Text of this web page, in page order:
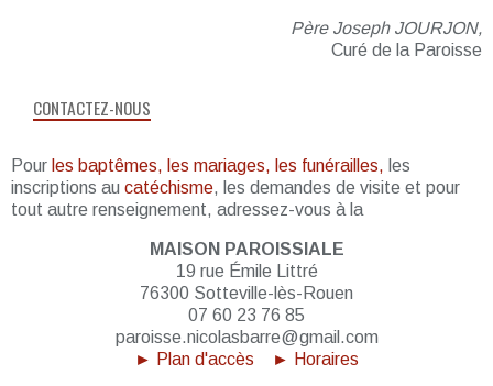
Père Joseph JOURJON,
Curé de la Paroisse
CONTACTEZ-NOUS
Pour les baptêmes, les mariages, les funérailles, les
inscriptions au catéchisme, les demandes de visite et pour
tout autre renseignement, adressez-vous à la
MAISON PAROISSIALE
19 rue Émile Littré
76300 Sotteville-lès-Rouen
07 60 23 76 85
paroisse.nicolasbarre@gmail.com
► Plan d'accès
► Horaires